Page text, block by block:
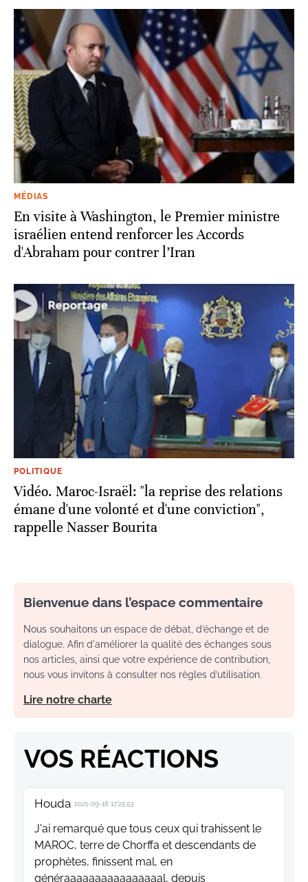
MÉDIAS
En visite à Washington, le Premier ministre
israélien entend renforcer les Accords
d'Abraham pour contrer l’Iran
POLITIQUE
Vidéo. Maroc-Israël: "la reprise des relations
émane d'une volonté et d'une conviction",
rappelle Nasser Bourita
Bienvenue dans l’espace commentaire
Nous souhaitons un espace de débat, d’échange et de
dialogue. Afin d'améliorer la qualité des échanges sous
nos articles, ainsi que votre expérience de contribution,
nous vous invitons à consulter nos règles d’utilisation.
Lire notre charte
VOS RÉACTIONS
Houda 2021-09-18 17:25:53
J'ai remarqué que tous ceux qui trahissent le
MAROC, terre de Chorffa et descendants de
prophètes, finissent mal, en
généraaaaaaaaaaaaaaaal, depuis